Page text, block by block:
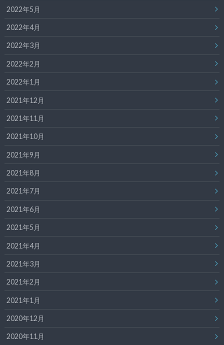
2022年5月
2022年4月
2022年3月
2022年2月
2022年1月
2021年12月
2021年11月
2021年10月
2021年9月
2021年8月
2021年7月
2021年6月
2021年5月
2021年4月
2021年3月
2021年2月
2021年1月
2020年12月
2020年11月